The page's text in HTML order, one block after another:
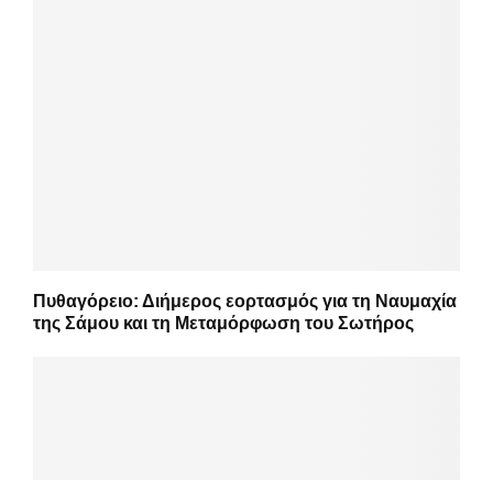
Πυθαγόρειο: Διήμερος εορτασμός για τη Ναυμαχία
της Σάμου και τη Μεταμόρφωση του Σωτήρος